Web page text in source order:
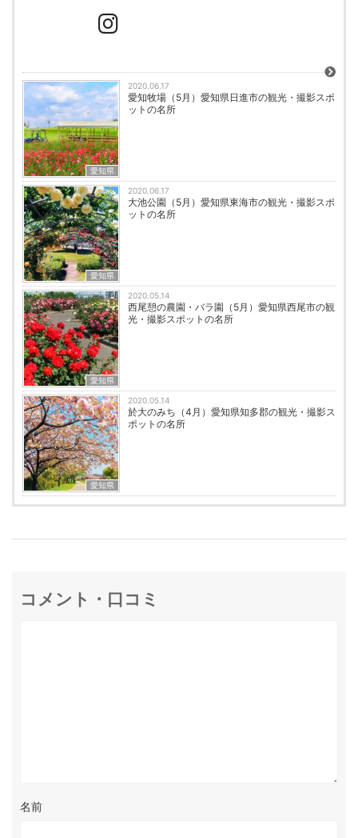
愛知県
2020.06.17
愛知牧場（5月）愛知県日進市の観光・撮影スポ
ットの名所
愛知県
2020.06.17
大池公園（5月）愛知県東海市の観光・撮影スポ
ットの名所
愛知県
2020.05.14
西尾憩の農園・バラ園（5月）愛知県西尾市の観
光・撮影スポットの名所
愛知県
2020.05.14
於大のみち（4月）愛知県知多郡の観光・撮影ス
ポットの名所
コメント・口コミ
名前